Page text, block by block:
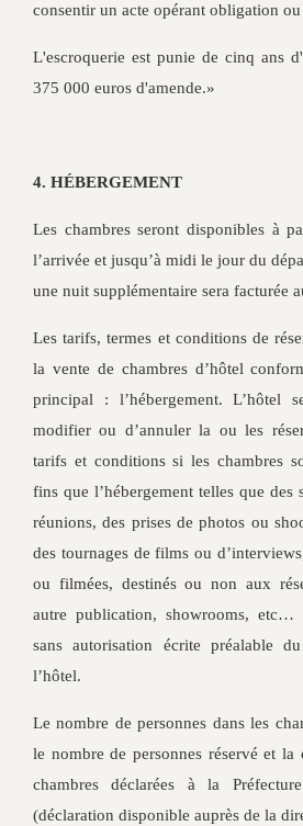
consentir un acte opérant obligation ou
L'escroquerie est punie de cinq ans
375 000 euros d'amende.»
4. HÉBERGEMENT
Les chambres seront disponibles à
l’arrivée et jusqu’à midi le jour du
une nuit supplémentaire sera facturée
Les tarifs, termes et conditions de
la vente de chambres d’hôtel
principal : l’hébergement. L’hôtel
modifier ou d’annuler la ou les
tarifs et conditions si les chambres
fins que l’hébergement telles que des
réunions, des prises de photos ou
des tournages de films ou
ou filmées, destinés ou non aux
autre publication, showrooms, etc…
sans autorisation écrite préalable
l’hôtel.
Le nombre de personnes dans les
le nombre de personnes réservé et la
chambres déclarées à la
(déclaration disponible auprès de la